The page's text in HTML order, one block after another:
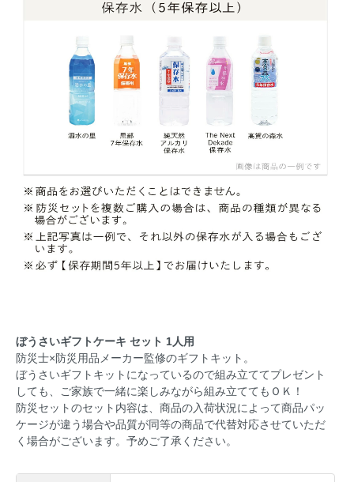
ぼうさいギフトケーキ セット 1人用
防災士×防災用品メーカー監修のギフトキット。
ぼうさいギフトキットになっているので組み立ててプレゼント
しても、ご家族で一緒に楽しみながら組み立ててもＯＫ！
防災セットのセット内容は、商品の入荷状況によって商品パッ
ケージが違う場合や品質が同等の商品で代替対応させていただ
く場合がございます。予めご了承ください。